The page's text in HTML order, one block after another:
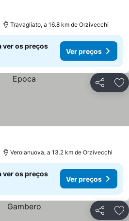
Travagliato, a 16.8 km de Orzivecchi
ver os preços
Ver preços
Partilhar
Verolanuova, a 13.2 km de Orzivecchi
ver os preços
Ver preços
Partilhar